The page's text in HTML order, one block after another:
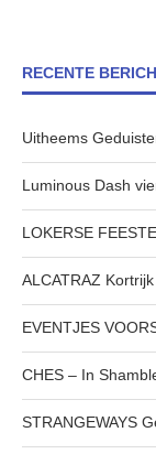
RECENTE
Uitheems
Luminous Dash
LOKERSE
ALCATRAZ
EVENTJES
CHES – In
STRANGEWAYS